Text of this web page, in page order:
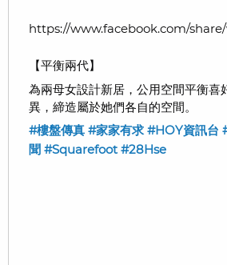
https://www.facebook.com/share/
【平衡兩代】
為兩母女設計新居，公用空間平衡喜
異，締造屬於她們各自的空間。
#樓盤傳真 #家家有求 #HOY資訊台
聞 #Squarefoot #28Hse